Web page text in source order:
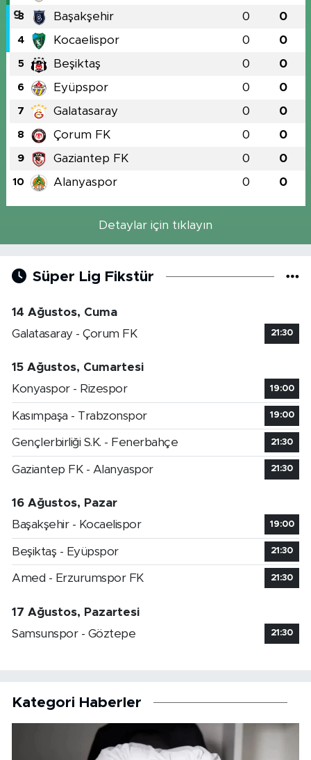
3 Başakşehir 0 0
4 Kocaelispor 0 0
5 Beşiktaş 0 0
6 Eyüpspor 0 0
7 Galatasaray 0 0
8 Çorum FK 0 0
9 Gaziantep FK 0 0
10 Alanyaspor 0 0
Detaylar için tıklayın
Süper Lig Fikstür
14 Ağustos, Cuma
Galatasaray - Çorum FK
21:30
15 Ağustos, Cumartesi
Konyaspor - Rizespor
19:00
Kasımpaşa - Trabzonspor 19:00
Gençlerbirliği S.K. - Fenerbahçe 21:30
Gaziantep FK - Alanyaspor 21:30
16 Ağustos, Pazar
Başakşehir - Kocaelispor
19:00
Beşiktaş - Eyüpspor 21:30
Amed - Erzurumspor FK 21:30
17 Ağustos, Pazartesi
Samsunspor - Göztepe
21:30
Kategori Haberler